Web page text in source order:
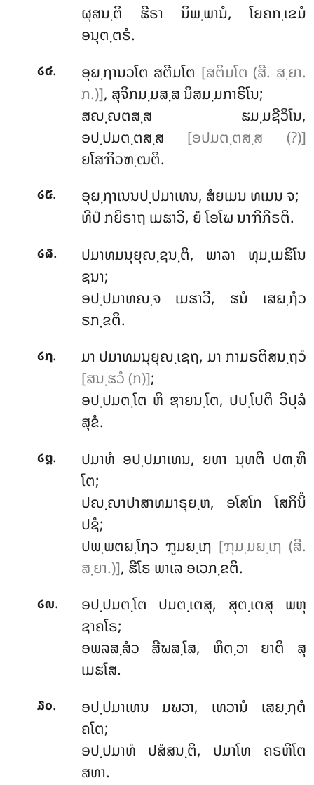
ຜຸສນ຺ຕິ ຘີຣາ ນິພ຺ພານໍ, ໂຍຄກ຺ເຂມໍ
ອນຸຕ຺ຕຣໍ.
໒໔. ອຸຏ຺ຐານວໂຕ ສຕີມໂຕ [ສຕິມໂຕ (ສີ. ສ຺ຍາ.
ກ.)], ສຸຈິກມ຺ມສ຺ສ ນິສມ຺ມກາຣິໂນ;
ສຎ຺ຎຕສ຺ສ ຘມ຺ມຊີວິໂນ,
ອປ຺ປມຕ຺ຕສ຺ສ [ອປມຕ຺ຕສ຺ສ (?)]
ຍໂສຠິວຑ຺ຒຕິ.
໒໕. ອຸຏ຺ຐາເນນປ຺ປມາເທນ, ສໍຍເມນ ທເມນ ຈ;
ທີປໍ ກຍິຣາຖ ເມຘາວີ, ຍໍ ໂອໂຆ ນາຠິກີຣຕິ.
໒໖.
ປມາທມນຸຍຸຎ຺ຊນ຺ຕິ, ພາລາ ທຸມ຺ເມຘິໂນ
ຊນາ;
ອປ຺ປມາທຎ຺ຈ ເມຘາວີ, ຘນໍ ເສຏ຺ຐໍວ
ຣກ຺ຂຕິ.
໒໗.
ມາ ປມາທມນຸຍຸຎ຺ເຊຖ, ມາ ກາມຣຕິສນ຺ຖວໍ
[ສນ຺ຘວໍ (ກ)];
ອປ຺ປມຕ຺ໂຕ ຫິ ຌາຍນ຺ໂຕ, ປປ຺ໂປຕິ ວິປຸລໍ
ສຸຂໍ.
໒໘.
ປມາທໍ ອປ຺ປມາເທນ, ຍທາ ນຸທຕິ ປຓ຺ຑິ
ໂຕ;
ປຎ຺ຎາປາສາທມາຣຸຍ຺ຫ, ອໂສໂກ ໂສກິນິໍ
ປຊໍ;
ປພ຺ພຕຏ຺ໂຐວ ຠູມຏ຺ເຐ [ຠຸມ຺ມຏ຺ເຐ (ສີ.
ສ຺ຍາ.)], ຘີໂຣ ພາເລ ອເວກ຺ຂຕິ.
໒໙. ອປ຺ປມຕ຺ໂຕ ປມຕ຺ເຕສຸ, ສຸຕ຺ເຕສຸ ພຫຸ
ຊາຄໂຣ;
ອພລສ຺ສໍວ ສີຆສ຺ໂສ, ຫິຕ຺ວາ ຍາຕິ ສຸ
ເມຘໂສ.
໓໐.
ອປ຺ປມາເທນ ມຆວາ, ເທວານໍ ເສຏ຺ຐຕໍ
ຄໂຕ;
ອປ຺ປມາທໍ ປສໍສນ຺ຕິ, ປມາໂທ ຄຣຫິໂຕ
ສທາ.